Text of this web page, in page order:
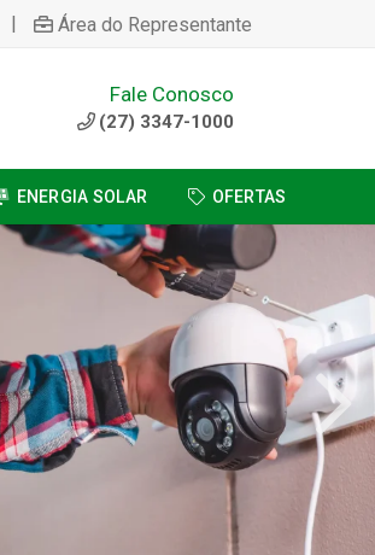
| Área do Representante
Fale Conosco
(27) 3347-1000
ENERGIA SOLAR OFERTAS